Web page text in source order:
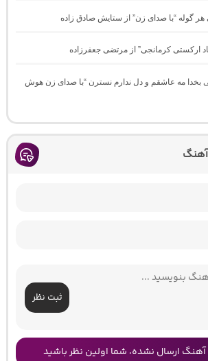
هر گوله “با صدای زن” از ستایش صادق زاده
ارکستی کرمانجی” از مرتضی جعفرزاده
بخدا مه عاشقم و دل ندارم نسترن “با صدای زن هوش
آهنگ
ثبت نظر
آهنگ ارسال نشده، شما اولین نظر باشید